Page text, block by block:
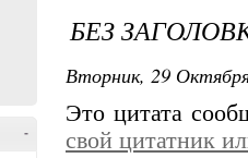
-
БЕЗ
Вторник, 29
Это цитата
свой цитатник